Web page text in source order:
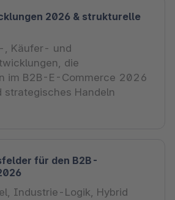
2026 & strukturelle
, Käufer- und
die
im B2B-E-Commerce 2026
strategisches Handeln
für den B2B-
Industrie-Logik, Hybrid